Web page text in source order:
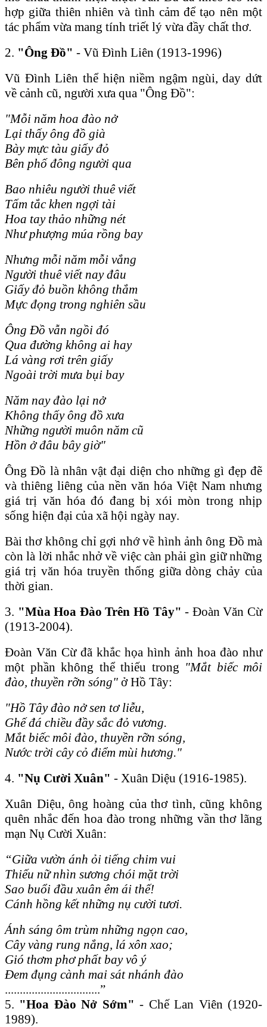
hợp giữa thiên nhiên và tình cảm để tạo nên một
tác phẩm vừa mang tính triết lý vừa đầy chất thơ.
2. "Ông Đồ" - Vũ Đình Liên (1913-1996)
Vũ Đình Liên thể hiện niềm ngậm ngùi, day dứt
về cảnh cũ, người xưa qua "Ông Đồ":
"Mỗi năm hoa đào nở
Lại thấy ông đồ già
Bày mực tàu giấy đỏ
Bên phố đông người qua
Bao nhiêu người thuê viết
Tấm tắc khen ngợi tài
Hoa tay thảo những nét
Như phượng múa rồng bay
Nhưng mỗi năm mỗi vắng
Người thuê viết nay đâu
Giấy đỏ buồn không thắm
Mực đọng trong nghiên sầu
Ông Đồ vẫn ngồi đó
Qua đường không ai hay
Lá vàng rơi trên giấy
Ngoài trời mưa bụi bay
Năm nay đào lại nở
Không thấy ông đồ xưa
Những người muôn năm cũ
Hồn ở đâu bây giờ"
Ông Đồ là nhân vật đại diện cho những gì đẹp đẽ
và thiêng liêng của nền văn hóa Việt Nam nhưng
giá trị văn hóa đó đang bị xói mòn trong nhịp
sống hiện đại của xã hội ngày nay.
Bài thơ không chỉ gợi nhớ về hình ảnh ông Đồ mà
còn là lời nhắc nhở về việc càn phải gìn giữ những
giá trị văn hóa truyền thống giữa dòng chảy của
thời gian.
3. "Mùa Hoa Đào Trên Hồ Tây" - Đoàn Văn Cừ
(1913-2004).
Đoàn Văn Cừ đã khắc họa hình ảnh hoa đào như
một phần không thể thiếu trong "Mắt biếc môi
đào, thuyền rỡn sóng" ở Hồ Tây:
"Hồ Tây đào nở sen tơ liễu,
Ghế đá chiều đầy sắc đỏ vương.
Mắt biếc môi đào, thuyền rỡn sóng,
Nước trời cây cỏ điểm mùi hương."
4. "Nụ Cười Xuân" - Xuân Diệu (1916-1985).
Xuân Diệu, ông hoàng của thơ tình, cũng không
quên nhắc đến hoa đào trong những vần thơ lãng
mạn Nụ Cười Xuân:
“Giữa vườn ánh ỏi tiếng chim vui
Thiếu nữ nhìn sương chói mặt trời
Sao buổi đầu xuân êm ái thế!
Cánh hồng kết những nụ cười tươi.
Ánh sáng ôm trùm những ngọn cao,
Cây vàng rung nắng, lá xôn xao;
Gió thơm phơ phất bay vô ý
Đem đụng cành mai sát nhánh đào
................................”
5. "Hoa Đào Nở Sớm" - Chế Lan Viên (1920-
1989).